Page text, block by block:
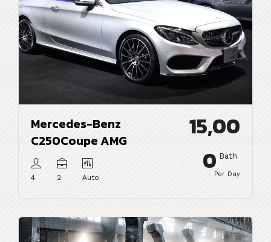
Mercedes-Benz
C250Coupe AMG
4 2 Auto
15,00
0 Bath
Per Day